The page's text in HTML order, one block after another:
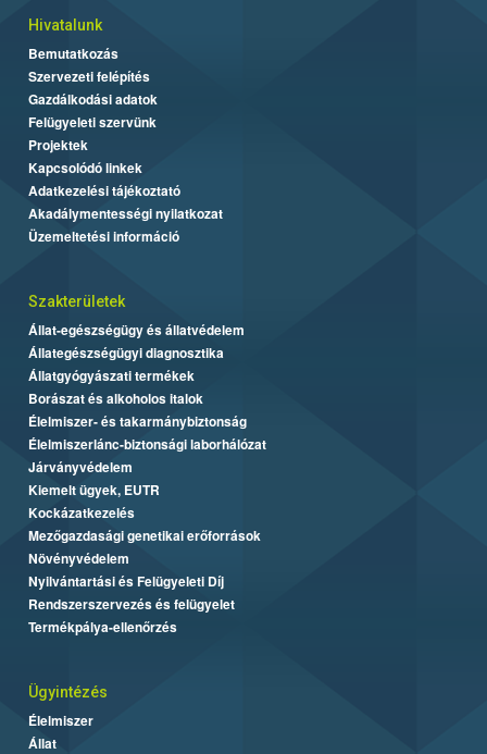
Hivatalunk
Bemutatkozás
Szervezeti felépítés
Gazdálkodási adatok
Felügyeleti szervünk
Projektek
Kapcsolódó linkek
Adatkezelési tájékoztató
Akadálymentességi nyilatkozat
Üzemeltetési információ
Szakterületek
Állat-egészségügy és állatvédelem
Állategészségügyi diagnosztika
Állatgyógyászati termékek
Borászat és alkoholos italok
Élelmiszer- és takarmánybiztonság
Élelmiszerlánc-biztonsági laborhálózat
Járványvédelem
Kiemelt ügyek, EUTR
Kockázatkezelés
Mezőgazdasági genetikai erőforrások
Növényvédelem
Nyilvántartási és Felügyeleti Díj
Rendszerszervezés és felügyelet
Termékpálya-ellenőrzés
Ügyintézés
Élelmiszer
Állat